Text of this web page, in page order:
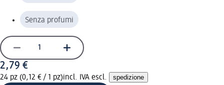
Senza profumi
2,79 €
24 pz (0,12 € / 1 pz)incl. IVA escl. spedizione